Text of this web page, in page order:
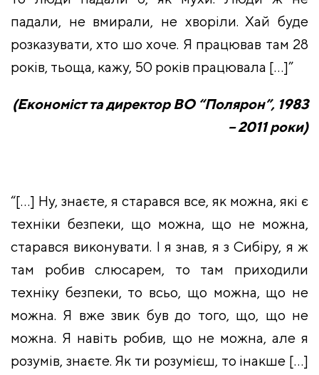
падали, не вмирали, не хворіли. Хай буде
розказувати, хто шо хоче. Я працював там 28
років, тьоща, кажу, 50 років працювала […]”
(Економіст та директор ВО “Полярон”, 1983
– 2011 роки)
“[…] Ну, знаєте, я старався все, як можна, які є
техніки безпеки, що можна, що не можна,
старався виконувати. І я знав, я з Сибіру, я ж
там робив слюсарем, то там приходили
техніку безпеки, то всьо, що можна, що не
можна. Я вже звик був до того, що, що не
можна. Я навіть робив, що не можна, але я
розумів, знаєте. Як ти розумієш, то інакше […]